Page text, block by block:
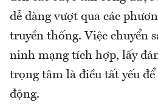
dễ dàng vượt qua các
truyền thống. Việc chuyển
ninh mạng tích hợp, lấy
trọng tâm là điều tất yếu
động.